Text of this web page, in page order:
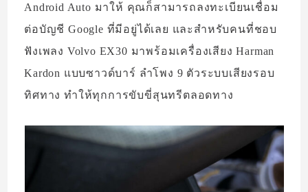
Android Auto มาให้ คุณก็สามารถลงทะเบียนเชื่อม
ต่อบัญชี Google ที่มีอยู่ได้เลย และสำหรับคนที่ชอบ
ฟังเพลง Volvo EX30 มาพร้อมเครื่องเสียง Harman
Kardon แบบซาวด์บาร์ ลำโพง 9 ตัวระบบเสียงรอบ
ทิศทาง ทำให้ทุกการขับขี่สุนทรีตลอดทาง